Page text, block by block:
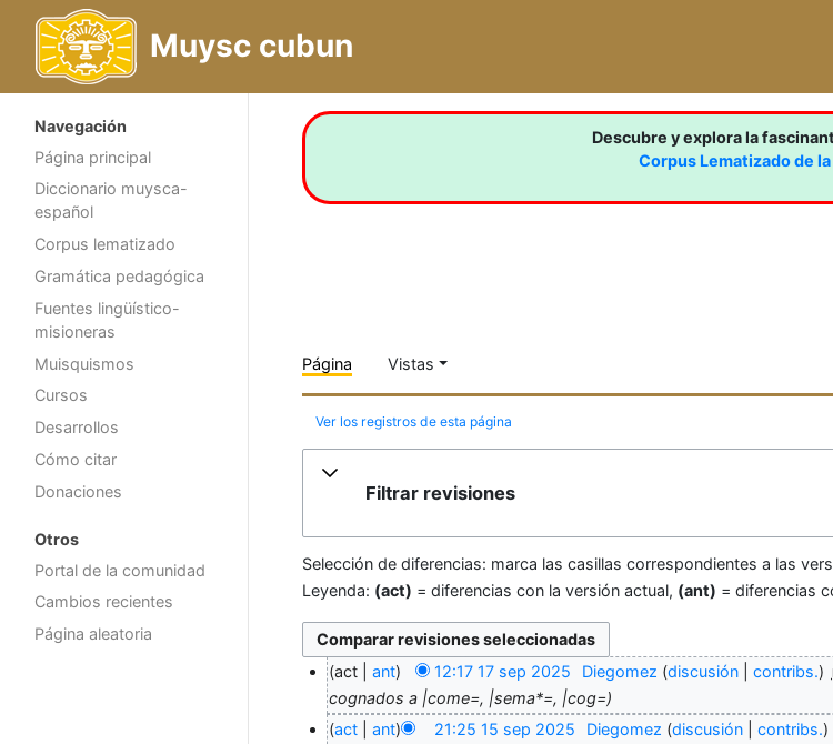
Muysc cubun
Navegación
Página principal
Diccionario muysca-
español
Corpus lematizado
Gramática pedagógica
Fuentes lingüístico-
misioneras
Muisquismos
Cursos
Desarrollos
Cómo citar
Donaciones
Otros
Portal de la comunidad
Cambios recientes
Página aleatoria
Descubre y explora la
Corpus Lematizado de
Página Vistas
Ver los registros de esta página
Filtrar revisiones
Selección de diferencias: marca las casillas correspondientes a las
Leyenda: (act) = diferencias con la versión actual, (ant) = diferencias
act ant 12:17 17 sep 2025 Diegomez discusión contribs.
cognados a |come=, |sema*=, |cog=
act
ant 21:25 15 sep 2025 Diegomez discusión contribs.